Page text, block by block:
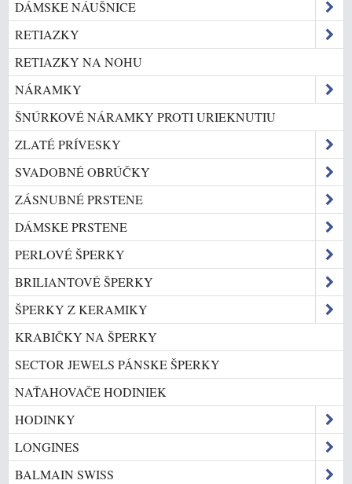
DÁMSKE NÁUŠNICE
RETIAZKY
RETIAZKY NA NOHU
NÁRAMKY
ŠNÚRKOVÉ NÁRAMKY PROTI URIEKNUTIU
ZLATÉ PRÍVESKY
SVADOBNÉ OBRÚČKY
ZÁSNUBNÉ PRSTENE
DÁMSKE PRSTENE
PERLOVÉ ŠPERKY
BRILIANTOVÉ ŠPERKY
ŠPERKY Z KERAMIKY
KRABIČKY NA ŠPERKY
SECTOR JEWELS PÁNSKE ŠPERKY
NAŤAHOVAČE HODINIEK
HODINKY
LONGINES
BALMAIN SWISS